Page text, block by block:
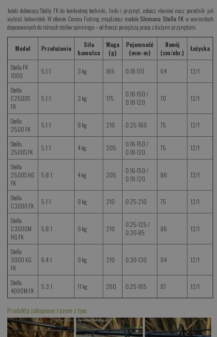
Jeżeli dobierasz Stellę FK do konkretnej techniki, linki i przynęt, zobacz również nasz poradnik: jak
wybrać kołowrotek. W ofercie Corona Fishing znajdziesz modele Shimano Stella FK w wariantach
dopasowanych do różnych stylów spinningu – od finezji po cięższą pracę z dużymi przynętami.
Model Przełożenie
Siła
hamulca
Waga
(g)
Pojemność
(mm-m)
Nawój
(cm/obr.)
Łożyska
Stella FK
1000
5.1:1 3 kg 165 0.18-170 64 12/1
Stella
C2500S
FK
5.1:1 3 kg 175
0.16-150 /
0.18-120
70 12/1
Stella
2500 FK
5.1:1 9 kg 210 0.25-160 75 12/1
Stella
2500S FK
5.1:1 4 kg 205
0.16-150 /
0.18-120
75 12/1
Stella
2500S HG
FK
5.8:1 4 kg 205
0.16-150 /
0.18-120
86 12/1
Stella
C3000 FK
5.1:1 9 kg 210 0.25-210 75 12/1
Stella
C3000M
HG FK
5.8:1 9 kg 210
0.25-125 /
0.30-85
86 12/1
Stella
3000 XG
FK
6.4:1 9 kg 210 0.30-130 94 12/1
Stella
4000M FK
5.3:1 11 kg 260 0.25-165 87 12/1
Produkty zakupione razem z tym